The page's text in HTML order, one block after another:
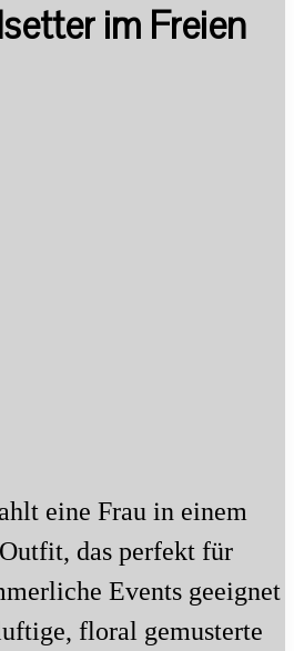
im Freien
eine Frau in einem
das perfekt für
Events geeignet
floral gemusterte